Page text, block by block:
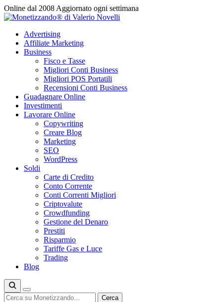
Vai
al
Online dal 2008 Aggiornato ogni settimana
Advertising
Affiliate Marketing
Business
Fisco e Tasse
Migliori Conti Business
Migliori POS Portatili
Recensioni Conti Business
Guadagnare Online
Investimenti
Lavorare Online
Copywriting
Creare Blog
Marketing
SEO
WordPress
Soldi
Carte di Credito
Conto Corrente
Conti Correnti Migliori
Criptovalute
Crowdfunding
Gestione del Denaro
Prestiti
Risparmio
Tariffe Gas e Luce
Trading
Blog
Cerca Cerca